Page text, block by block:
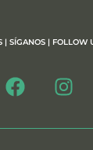
| SÍGANOS | FOLLOW